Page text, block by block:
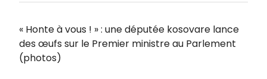
« Honte à vous ! » : une députée kosovare lance
des œufs sur le Premier ministre au Parlement
(photos)